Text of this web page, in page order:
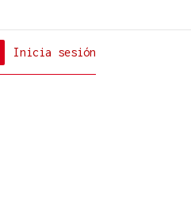
Inicia sesión